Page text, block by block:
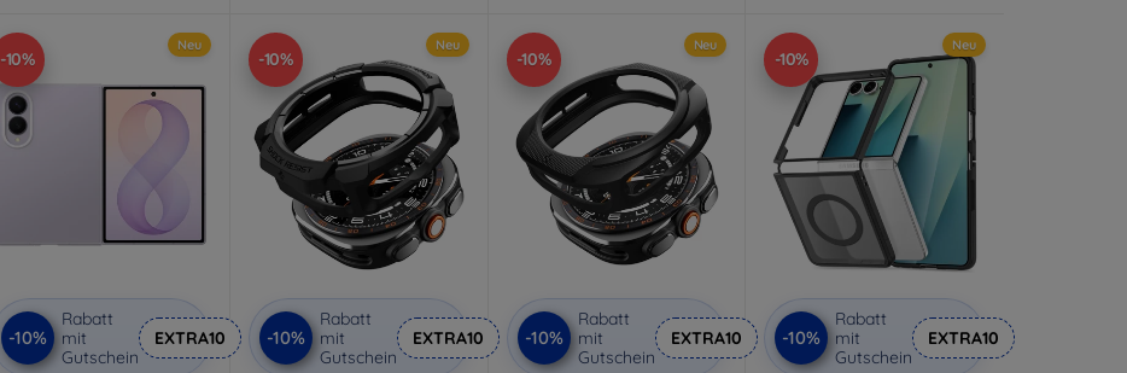
-10%
Neu
-10%
Rabatt
mit
Gutschein
EXTRA10
-10%
Neu
-10%
Rabatt
mit
Gutschein
EXTRA10
-10%
Neu
-10%
Rabatt
mit
Gutschein
EXTRA10
-10%
Neu
-10%
Rabatt
mit
Gutschein
EXTRA10